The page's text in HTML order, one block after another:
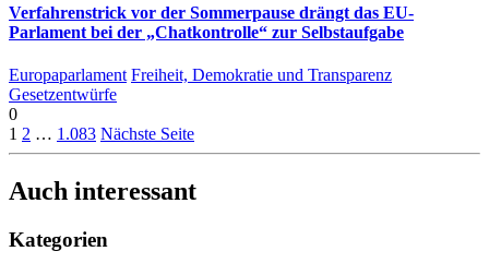
Verfahrenstrick vor der Sommerpause drängt das EU-
Parlament bei der „Chatkontrolle“ zur Selbstaufgabe
Europaparlament Freiheit, Demokratie und Transparenz
Gesetzentwürfe
0
1 2 … 1.083 Nächste Seite
Auch interessant
Kategorien